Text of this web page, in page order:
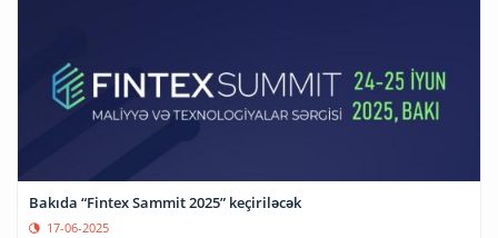
Bakıda “Fintex Sammit 2025” keçiriləcək
17-06-2025